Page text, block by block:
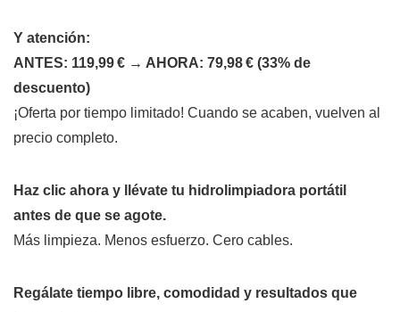
Y atención:
ANTES: 119,99 € → AHORA: 79,98 € (33% de
descuento)
¡Oferta por tiempo limitado! Cuando se acaben, vuelven al
precio completo.
Haz clic ahora y llévate tu hidrolimpiadora portátil
antes de que se agote.
Más limpieza. Menos esfuerzo. Cero cables.
Regálate tiempo libre, comodidad y resultados que